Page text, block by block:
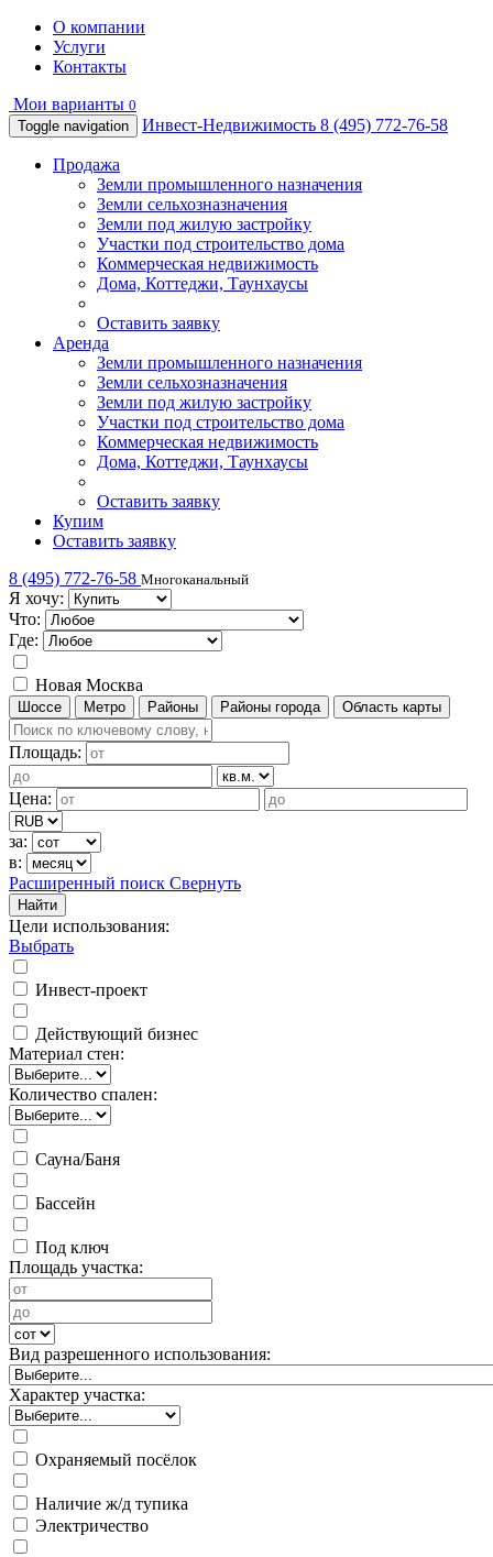
О компании
Услуги
Контакты
Мои варианты 0
Toggle navigation
Инвест-Недвижимость 8 (495) 772-76-58
Продажа
Земли промышленного назначения
Земли сельхозназначения
Земли под жилую застройку
Участки под строительство дома
Коммерческая недвижимость
Дома, Коттеджи, Таунхаусы
Оставить заявку
Аренда
Земли промышленного назначения
Земли сельхозназначения
Земли под жилую застройку
Участки под строительство дома
Коммерческая недвижимость
Дома, Коттеджи, Таунхаусы
Оставить заявку
Купим
Оставить заявку
8 (495) 772-76-58 Многоканальный
Я хочу:
Что:
Где:
Новая Москва
Шоссе Метро Районы Районы города Область карты
Площадь:
Цена:
за:
в:
Расширенный поиск Свернуть
Найти
Цели использования:
Выбрать
Инвест-проект
Действующий бизнес
Материал стен:
Количество спален:
Сауна/Баня
Бассейн
Под ключ
Площадь участка:
Вид разрешенного использования:
Характер участка:
Охраняемый посёлок
Наличие ж/д тупика
Электричество